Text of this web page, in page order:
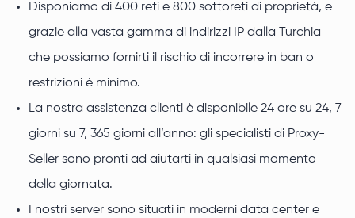
Disponiamo di 400 reti e 800 sottoreti di proprietà, e
grazie alla vasta gamma di indirizzi IP dalla Turchia
che possiamo fornirti il rischio di incorrere in ban o
restrizioni è minimo.
La nostra assistenza clienti è disponibile 24 ore su 24, 7
giorni su 7, 365 giorni all’anno: gli specialisti di Proxy-
Seller sono pronti ad aiutarti in qualsiasi momento
della giornata.
I nostri server sono situati in moderni data center e